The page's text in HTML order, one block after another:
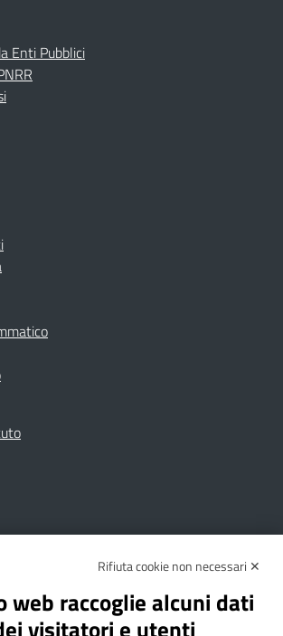
Enti Pubblici
Albo onlinePrivacy Policy
Note Legali
Rifiuta cookie non necessari ✕
web raccoglie alcuni dati